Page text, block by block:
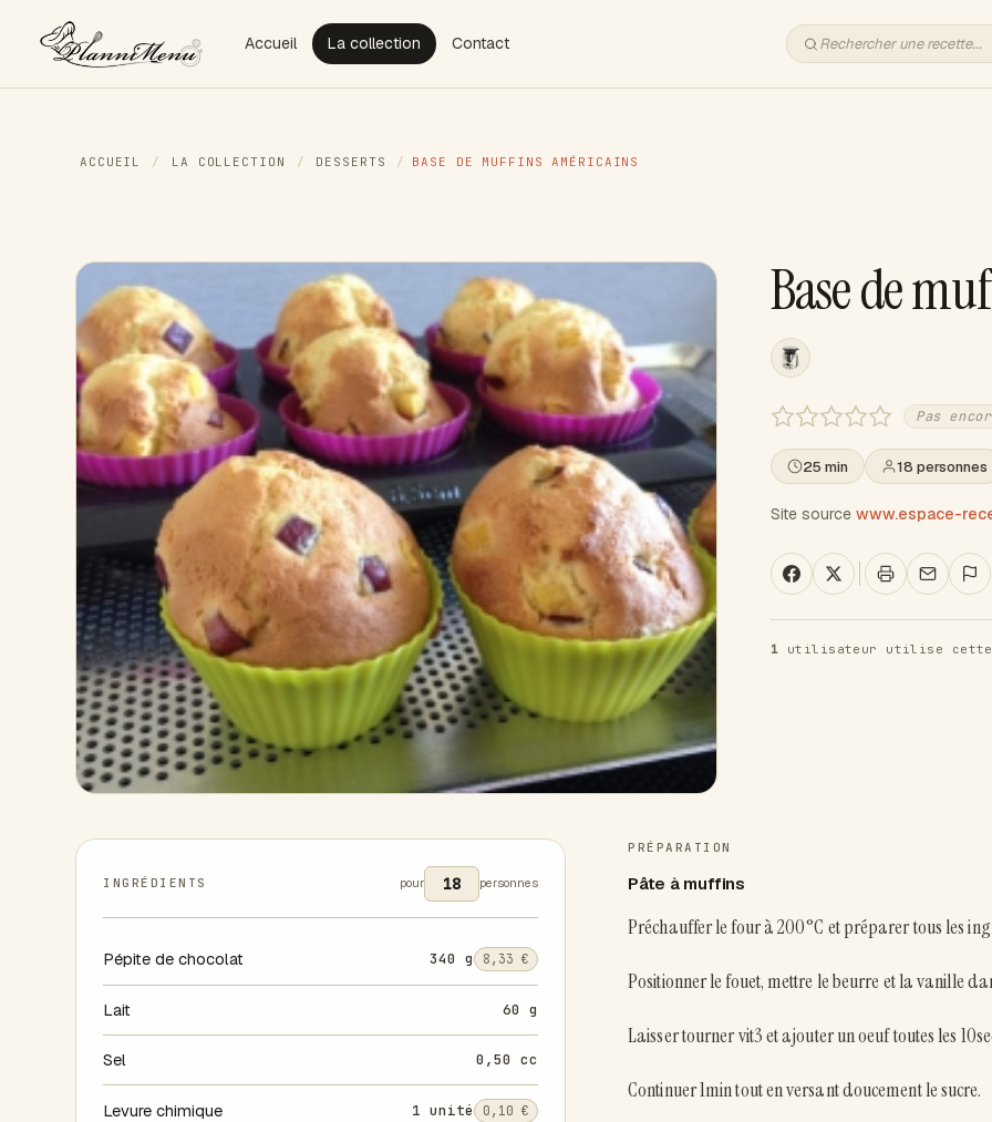
Accueil La collection Contact
ACCUEIL / LA COLLECTION / DESSERTS / BASE DE MUFFINS AMÉRICAINS
Base de
Pas
25 min 18 personnes
Site source www.espace-
1 utilisateur utilise cette
INGRÉDIENTS pour personnes
Pépite de chocolat 340 g 8,33 €
Lait 60 g
Sel 0,50 cc
Levure chimique 1 unité 0,10 €
PRÉPARATION
Pâte à muffins
Préchauffer le four à 200°C et préparer tous les
Positionner le fouet, mettre le beurre et la vanille
Laisser tourner vit3 et ajouter un oeuf toutes les
Continuer 1min tout en versant doucement le sucre.